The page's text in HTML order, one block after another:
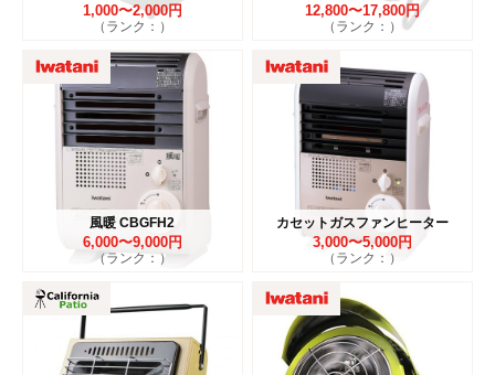
1,000〜2,000円
（ランク：）
12,800〜17,800円
（ランク：）
風暖 CBGFH2
6,000〜9,000円
（ランク：）
カセットガスファンヒーター
3,000〜5,000円
（ランク：）